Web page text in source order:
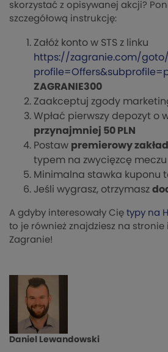
skorzystać z opisywanej akcji?
szczegółową instrukcję:
Załóż konto w STS z linku
https://zagranie.com/
ZAGRANIE300
Zaakceptuj zgody
Wpłać pierwszy depozyt o
przynajmniej 50 PLN
Postaw premierowy zakład
typem na zwycięzcę meczu
Minimalna stawka kuponu
Jeśli wygrasz, otrzymasz
A gdyby interesowały Cię typy na
to je również znajdziesz na stronie
Zagranie!
Daniel Lewandowski